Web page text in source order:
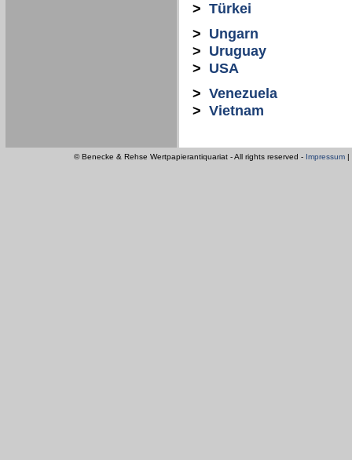
> Türkei
> Ungarn
> Uruguay
> USA
> Venezuela
> Vietnam
© Benecke & Rehse Wertpapierantiquariat - All rights reserved - Impressum |